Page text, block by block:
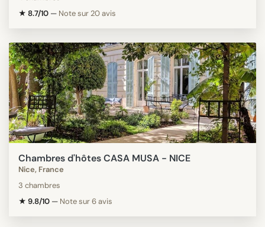
★ 8.7/10 — Note sur 20 avis
Chambres d'hôtes CASA MUSA - NICE
Nice, France
3 chambres
★ 9.8/10 — Note sur 6 avis